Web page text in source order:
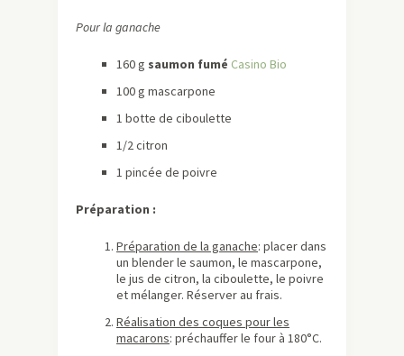
Pour la ganache
160 g saumon fumé Casino Bio
100 g mascarpone
1 botte de ciboulette
1/2 citron
1 pincée de poivre
Préparation :
Préparation de la ganache: placer dans
un blender le saumon, le mascarpone,
le jus de citron, la ciboulette, le poivre
et mélanger. Réserver au frais.
Réalisation des coques pour les
macarons: préchauffer le four à 180°C.